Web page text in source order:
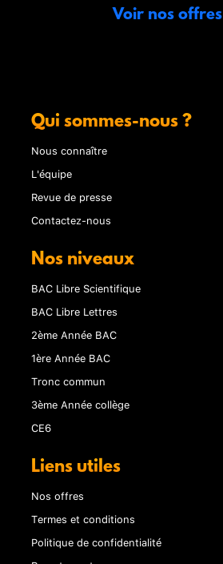
Voir nos offres
Qui sommes-nous ?
Nous connaître
L'équipe
Revue de presse
Contactez-nous
Nos niveaux
BAC Libre Scientifique
BAC Libre Lettres
2ème Année BAC
1ère Année BAC
Tronc commun
3ème Année collège
CE6
Liens utiles
Nos offres
Termes et conditions
Politique de confidentialité